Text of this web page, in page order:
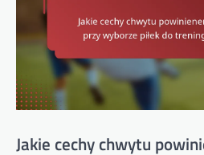
Jakie cechy chwytu